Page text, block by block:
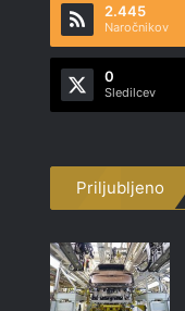
2.445
Naročnikov
0
Sledilcev
Priljubljeno